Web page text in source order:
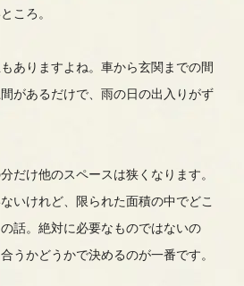
ころ。
ありますよね。車から玄関までの間
があるだけで、雨の日の出入りがず
だけ他のスペースは狭くなります。
いけれど、限られた面積の中でどこ
話。絶対に必要なものではないの
うかどうかで決めるのが一番です。